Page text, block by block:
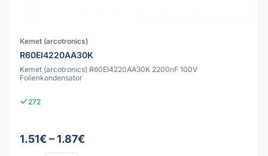
Kemet (arcotronics)
R60EI4220AA30K
Kemet (arcotronics) R60EI4220AA30K 2200nF 100V
Folienkondensator
272
1.51€ – 1.87€